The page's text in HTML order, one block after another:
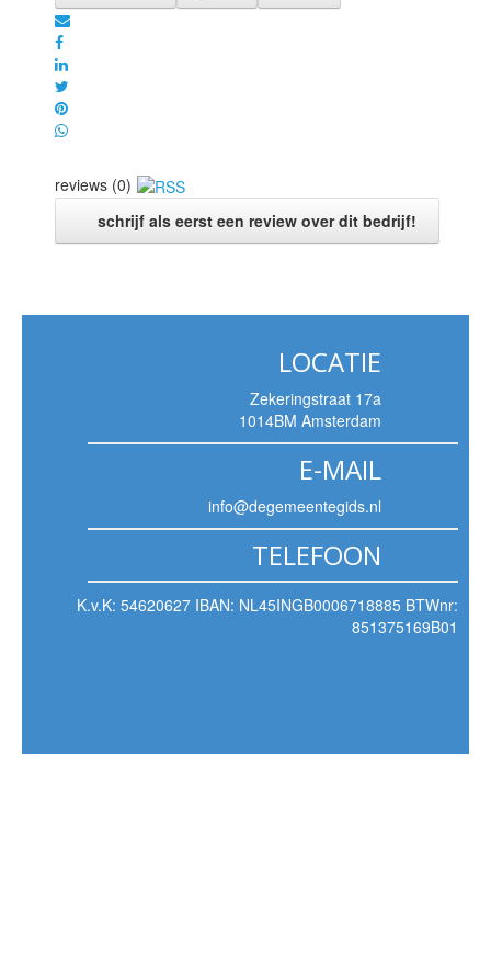
reviews (0)
schrijf als eerst een review over dit bedrijf!
LOCATIE
Zekeringstraat 17a
1014BM Amsterdam
E-MAIL
info@degemeentegids.nl
TELEFOON
K.v.K: 54620627 IBAN: NL45INGB0006718885 BTWnr:
851375169B01